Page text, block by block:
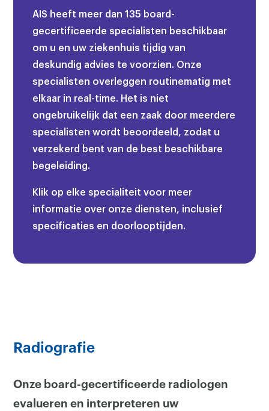
AIS heeft meer dan 135 board-
gecertificeerde specialisten beschikbaar
om u en uw ziekenhuis tijdig van
deskundig advies te voorzien. Onze
specialisten overleggen routinematig met
elkaar in real-time. Het is niet
ongebruikelijk dat een zaak door meerdere
specialisten wordt beoordeeld, zodat u
verzekerd bent van de best beschikbare
begeleiding.
Klik op elke specialiteit voor meer
informatie over onze diensten, inclusief
specificaties en doorlooptijden.
Radiografie
Onze board-gecertificeerde radiologen
evalueren en interpreteren uw